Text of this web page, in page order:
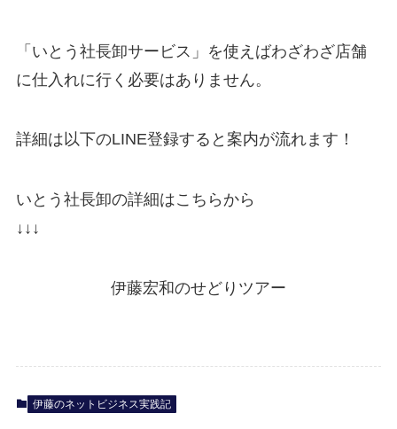
「いとう社長卸サービス」を使えばわざわざ店舗
に仕入れに行く必要はありません。
詳細は以下のLINE登録すると案内が流れます！
いとう社長卸の詳細はこちらから
↓↓↓
伊藤宏和のせどりツアー
伊藤のネットビジネス実践記